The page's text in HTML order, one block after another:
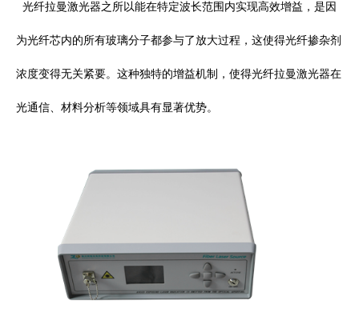
光纤拉曼激光器之所以能在特定波长范围内实现高效增益，是因
为光纤芯内的所有玻璃分子都参与了放大过程，这使得光纤掺杂剂
浓度变得无关紧要。这种独特的增益机制，使得光纤拉曼激光器在
光通信、材料分析等领域具有显著优势。